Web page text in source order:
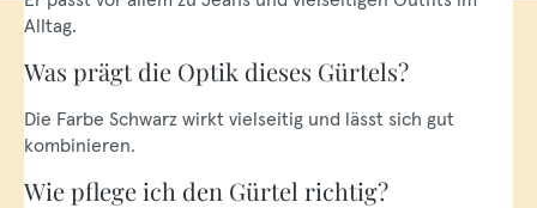
Alltag.
Was prägt die Optik dieses Gürtels?
Die Farbe Schwarz wirkt vielseitig und lässt sich gut
kombinieren.
Wie pflege ich den Gürtel richtig?